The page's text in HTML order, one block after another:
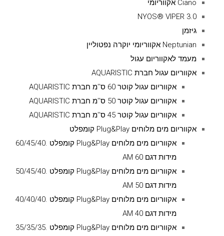
Ciano אקווריומי
NYOS® VIPER 3.0
גיזמן
Neptunian אקווריומי יוקרה נפטוליין
מעמד לאקווריום עגול
אקווריום עגול חברת AQUARISTIC
אקווריום עגול קוטר 60 ס''מ חברת AQUARISTIC
אקווריום עגול קוטר 50 ס''מ חברת AQUARISTIC
אקווריום עגול קוטר 45 ס''מ חברת AQUARISTIC
אקווריום מים מלוחים Plug&Play קומפלט
אקווריום מים מלוחים Plug&Play קומפלט .60/45/40
מידות דגם AM 60
אקווריום מים מלוחים Plug&Play קומפלט .50/45/40
מידות דגם AM 50
אקווריום מים מלוחים Plug&Play קומפלט .40/40/40
מידות דגם AM 40
אקווריום מים מלוחים Plug&Play קומפלט .35/35/35